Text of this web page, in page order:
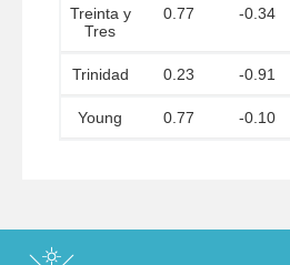
Treinta y
Tres
0.77 -0.34
Trinidad 0.23 -0.91
Young 0.77 -0.10